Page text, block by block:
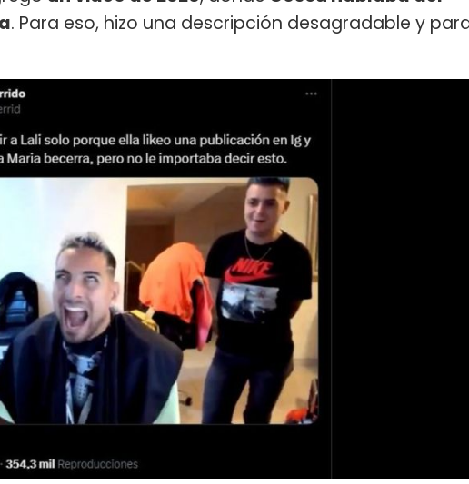
. Para eso, hizo una descripción desagradable y